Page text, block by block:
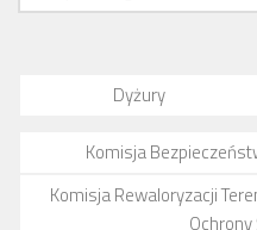
Dyżury
Komisja
Komisja Rewaloryzacji